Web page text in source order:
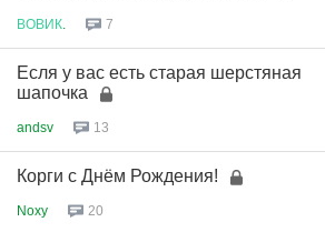
ВОВИК 7
Есля у вас есть старая шерстяная
шапочка
andsv 13
Корги с Днём Рождения!
Noxy 20